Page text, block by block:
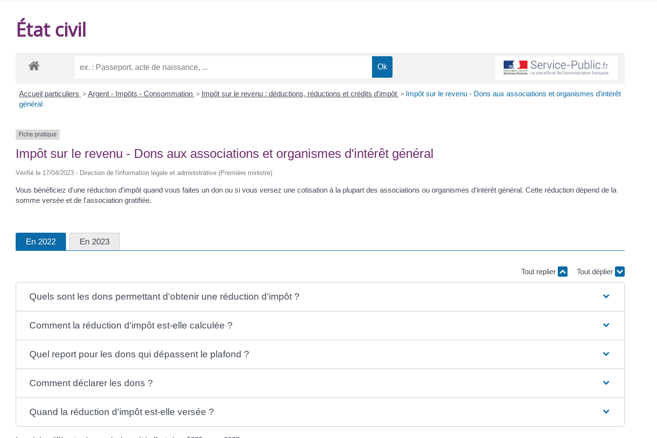
État civil
Accueil particuliers > Argent - Impôts - Consommation > Impôt sur le revenu : déductions, réductions et crédits d'impôt > Impôt sur le revenu - Dons aux associations et organismes d'intérêt
général
Fiche pratique
Impôt sur le revenu - Dons aux associations et organismes d'intérêt général
Vérifié le 17/04/2023 - Direction de l'information légale et administrative (Première ministre)
Vous bénéficiez d'une réduction d'impôt quand vous faites un don ou si vous versez une cotisation à la plupart des associations ou organismes d'intérêt général. Cette réduction dépend de la
somme versée et de l'association gratifiée.
En 2022 En 2023
Tout replier Tout déplier
Quels sont les dons permettant d'obtenir une réduction d'impôt ?
Comment la réduction d'impôt est-elle calculée ?
Quel report pour les dons qui dépassent le plafond ?
Comment déclarer les dons ?
Quand la réduction d'impôt est-elle versée ?